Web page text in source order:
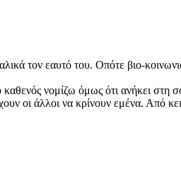
τον εαυτό του. Οπότε βιο-
νομίζω όμως ότι ανήκει στη
οι άλλοι να κρίνουν εμένα. Από